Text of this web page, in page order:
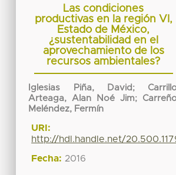
Las condiciones
productivas en la región VI,
Estado de México,
¿sustentabilidad en el
aprovechamiento de los
recursos ambientales?
Iglesias Piña, David ;
Arteaga, Alan Noé Jim;
Meléndez, Fermín
URI:
http://hdl.handle.net/
Fecha: 2016